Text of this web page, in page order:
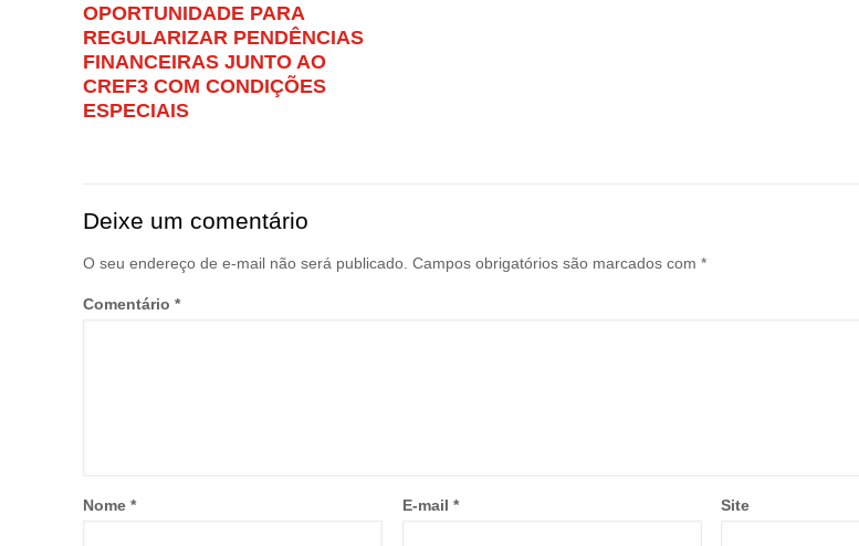
OPORTUNIDADE PARA
REGULARIZAR PENDÊNCIAS
FINANCEIRAS JUNTO AO
CREF3 COM CONDIÇÕES
ESPECIAIS
Deixe um comentário
O seu endereço de e-mail não será publicado. Campos obrigatórios são marcados com *
Comentário *
Nome * E-mail * Site